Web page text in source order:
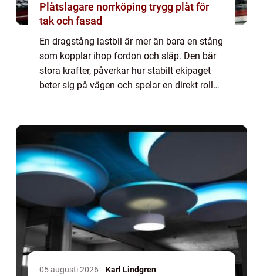
Plåtslagare norrköping trygg plåt för
tak och fasad
En dragstång lastbil är mer än bara en stång
som kopplar ihop fordon och släp. Den bär
stora krafter, påverkar hur stabilt ekipaget
beter sig på vägen och spelar en direkt roll
05 augusti 2026 Karl Lindgren